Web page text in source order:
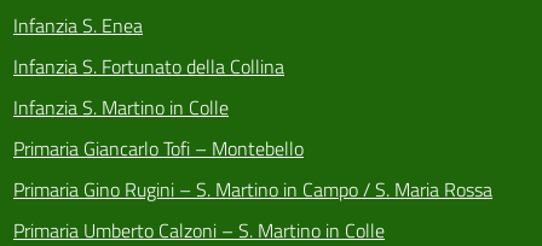
Infanzia S. Enea
Infanzia S. Fortunato della Collina
Infanzia S. Martino in Colle
Primaria Giancarlo Tofi – Montebello
Primaria Gino Rugini – S. Martino in Campo / S. Maria Rossa
Primaria Umberto Calzoni – S. Martino in Colle